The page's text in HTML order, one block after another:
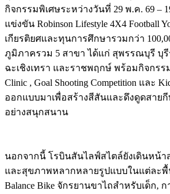
กิจกรรมพิเศษระหว่างวันที่ 29 พ.ค. 69 –
แข่งขัน Robinson Lifestyle 4X4 Football
เกียรติยศและทุนการศึกษารวมกว่า
ภูมิภาครวม 5 สาขา ได้แก่ สุพรรณบุรี บุรี
ฉะเชิงเทรา และราชพฤกษ์ พร้อมกิจกรรม
Clinic , Goal Shooting Competition และ
ออกแบบมาเพื่อสร้างสีสันและดึงดูดสาย
อย่างสนุกสนาน
นอกจากนี้ โรบินสันไลฟ์สไตล์ยังเดินหน้
และสุขภาพหลากหลายรูปแบบในแต่ละ
Balance Bike จักรยานขาไถสำหรับเด็ก,